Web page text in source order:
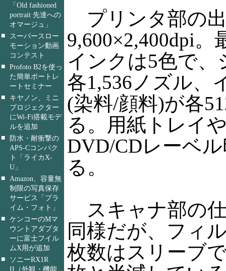
「Old fashioned
portrait 先達への
オマージュ」
■
スーパースロー
モーション動画
コンテスト
■ Profoto B2を使っ
た簡単ポートレ
ートセミナー
■
キヤノン、ミニ
プロジェクター
にWi-Fi搭載モデ
ルを追加
■
防水・耐衝撃の
APS-Cコンパク
ト「ライカX-
U」
■
Amazon、容量無
制限の写真保存
サービス「プラ
イム・フォト」
■ ケンコーのMマ
ウントアダプタ
ーに富士フイル
ムX用が追加
■
ソニーRX1R
II（外観・機能
プリンタ部の
9,600×2,400dpi
インクは5色で
各1,536ノズル、
(染料/顔料)が各
る。用紙トレイ
DVD/CDレーベ
る。
スキャナ部の
同様だが、フィ
枚数はスリーブ